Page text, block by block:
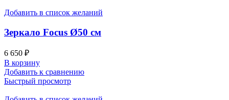
Добавить в список желаний
Зеркало Focus Ø50 см
6 650 ₽
В корзину
Добавить к сравнению
Быстрый просмотр